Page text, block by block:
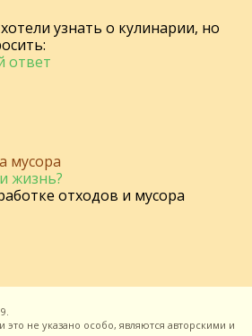
узнать о кулинарии, но
ответ
мусора
жизнь?
отходов и мусора
не указано особо, являются авторскими и